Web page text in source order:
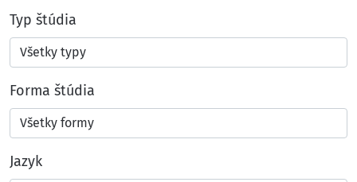
Typ štúdia
Forma štúdia
Jazyk